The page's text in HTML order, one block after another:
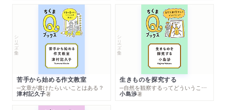
シリーズ・全集
苦手から始める作文教室
─文章が書けたらいいことはある？
津村記久子著
シリーズ・全集
生きものを探究する
─自然を観察するってどういうこと？
小島渉著